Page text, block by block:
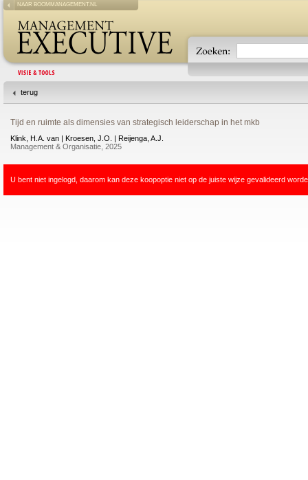
NAAR BOOMMANAGEMENT.NL
terug
Tijd en ruimte als dimensies van strategisch leiderschap in het mkb
Klink, H.A. van | Kroesen, J.O. | Reijenga, A.J.
Management & Organisatie, 2025
U bent niet ingelogd, daarom kan deze koopoptie niet op de juiste wijze gevalideerd